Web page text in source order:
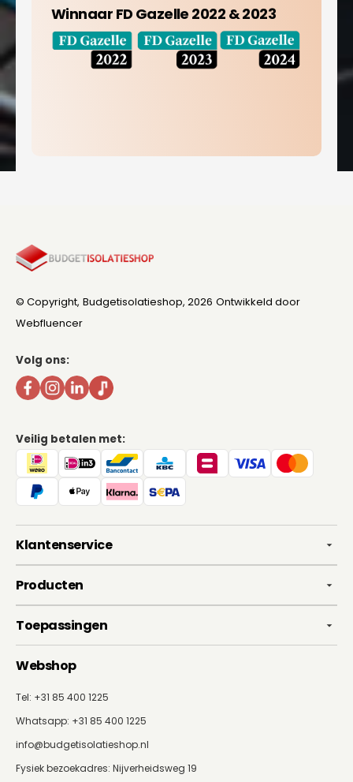
Winnaar FD Gazelle 2022 & 2023
© Copyright, Budgetisolatieshop, 2026 Ontwikkeld door
Webfluencer
Volg ons:
Veilig betalen met:
Klantenservice
Producten
Toepassingen
Webshop
Tel: +31 85 400 1225
Whatsapp: +31 85 400 1225
info@budgetisolatieshop.nl
Fysiek bezoekadres: Nijverheidsweg 19